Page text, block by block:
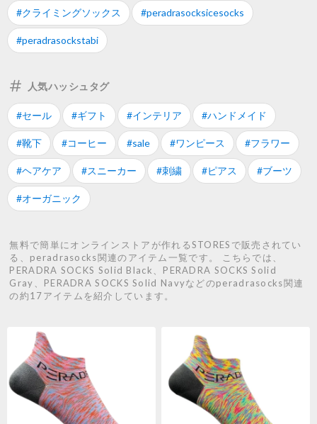
#クライミングソックス #peradrasocksicesocks
#peradrasockstabi
人気ハッシュタグ
#セール #ギフト #インテリア #ハンドメイド
#靴下 #コーヒー #sale #ワンピース #フラワー
#ヘアケア #スニーカー #刺繍 #ピアス #ブーツ
#オーガニック
無料で簡単にオンラインストアが作れるSTORESで販売されてい
る、peradrasocks関連のアイテム一覧です。 こちらでは、
PERADRA SOCKS Solid Black、PERADRA SOCKS Solid
Gray、PERADRA SOCKS Solid Navyなどのperadrasocks関連
の約17アイテムを紹介しています。